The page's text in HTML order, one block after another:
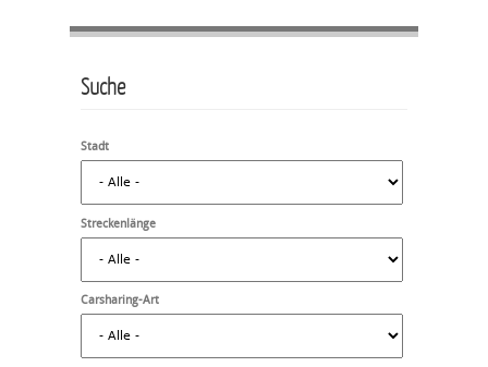
Suche
Stadt
Streckenlänge
Carsharing-Art